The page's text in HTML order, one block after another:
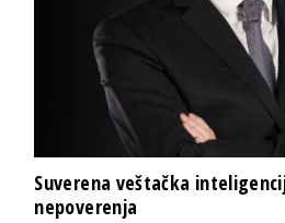
Suverena veštačka
nepoverenja